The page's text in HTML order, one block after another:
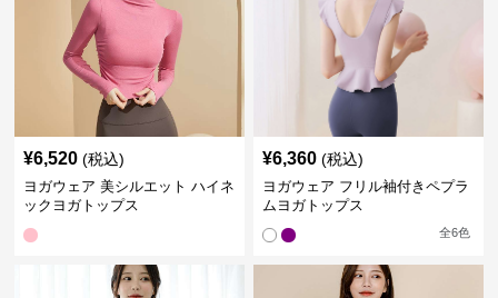
¥6,520 (税込)
ヨガウェア 美シルエット ハイネ
ックヨガトップス
¥6,360 (税込)
ヨガウェア フリル袖付きペプラ
ムヨガトップス
全6色